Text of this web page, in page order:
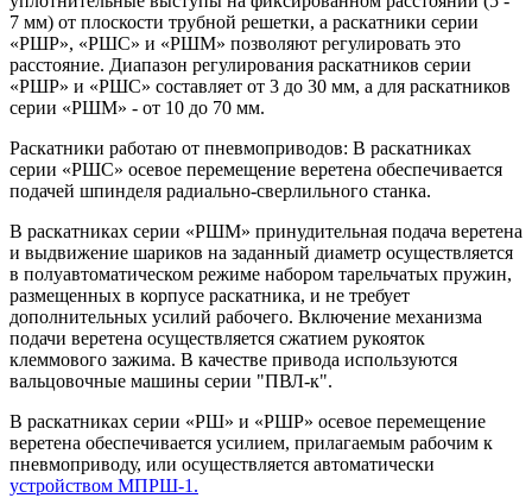
7 мм) от плоскости трубной решетки, а раскатники серии
«РШР», «РШС» и «РШМ» позволяют регулировать это
расстояние. Диапазон регулирования раскатников серии
«РШР» и «РШС» составляет от 3 до 30 мм, а для раскатников
серии «РШМ» - от 10 до 70 мм.
Раскатники работаю от пневмоприводов: В раскатниках
серии «РШС» осевое перемещение веретена обеспечивается
подачей шпинделя радиально-сверлильного станка.
В раскатниках серии «РШМ» принудительная подача веретена
и выдвижение шариков на заданный диаметр осуществляется
в полуавтоматическом режиме набором тарельчатых пружин,
размещенных в корпусе раскатника, и не требует
дополнительных усилий рабочего. Включение механизма
подачи веретена осуществляется сжатием рукояток
клеммового зажима. В качестве привода используются
вальцовочные машины серии "ПВЛ-к".
В раскатниках серии «РШ» и «РШР» осевое перемещение
веретена обеспечивается усилием, прилагаемым рабочим к
пневмоприводу, или осуществляется автоматически
устройством МПРШ-1.